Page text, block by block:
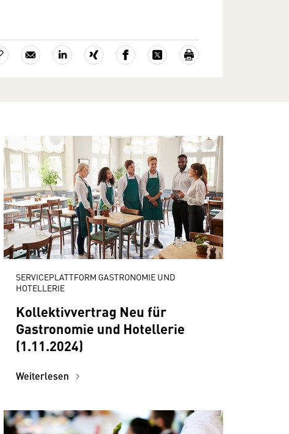
SERVICEPLATTFORM GASTRONOMIE UND
HOTELLERIE
Kollektivvertrag Neu für
Gastronomie und Hotellerie
(1.11.2024)
Weiterlesen